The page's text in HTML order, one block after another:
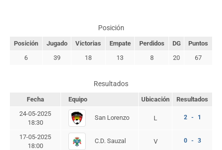
Posición
Posición Jugado Victorias Empate Perdidos DG
Puntos
6
39 18 13 8 20 67
Resultados
Fecha Equipo Ubicación
Resultados
24-05-2025
18:30
San Lorenzo L 2 - 1
17-05-2025
18:00
C.D. Sauzal V 0 - 3